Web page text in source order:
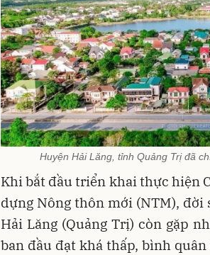
Huyện Hải Lăng, tỉnh Quảng Trị đã
Khi bắt đầu triển khai thực hiện
dựng Nông thôn mới (NTM),
Hải Lăng (Quảng Trị) còn gặp
ban đầu đạt khá thấp, bình